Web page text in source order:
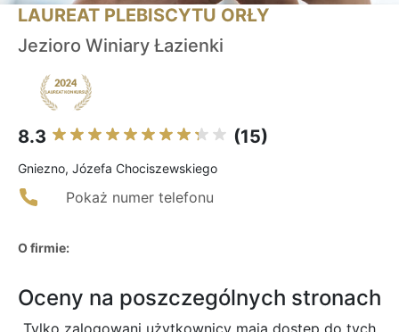
LAUREAT PLEBISCYTU ORŁY
Jezioro Winiary Łazienki
8.3 (15)
Gniezno, Józefa Chociszewskiego
Pokaż numer telefonu
O firmie:
Oceny na poszczególnych stronach